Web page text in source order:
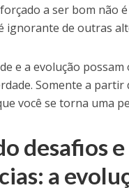
a ser bom não
ignorante de outras
e a evolução
Somente a
você se torna uma
desafios
a